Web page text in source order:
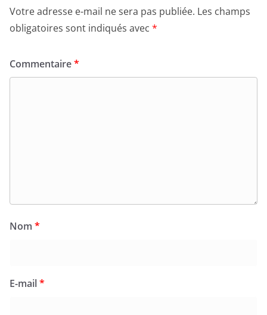
Votre adresse e-mail ne sera pas publiée. Les champs
obligatoires sont indiqués avec *
Commentaire*
Nom *
E-mail*